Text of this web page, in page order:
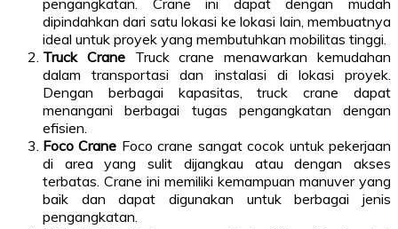
dipindahkan dari satu lokasi ke lokasi lain, membuatnya
ideal untuk proyek yang membutuhkan mobilitas tinggi.
Truck CraneTruck crane menawarkan kemudahan
dalam transportasi dan instalasi di lokasi proyek.
Dengan berbagai kapasitas, truck crane dapat
menangani berbagai tugas pengangkatan dengan
efisien.
Foco Crane Foco crane sangat cocok untuk pekerjaan
di area yang sulit dijangkau atau dengan akses
terbatas. Crane ini memiliki kemampuan manuver yang
baik dan dapat digunakan untuk berbagai jenis
pengangkatan.